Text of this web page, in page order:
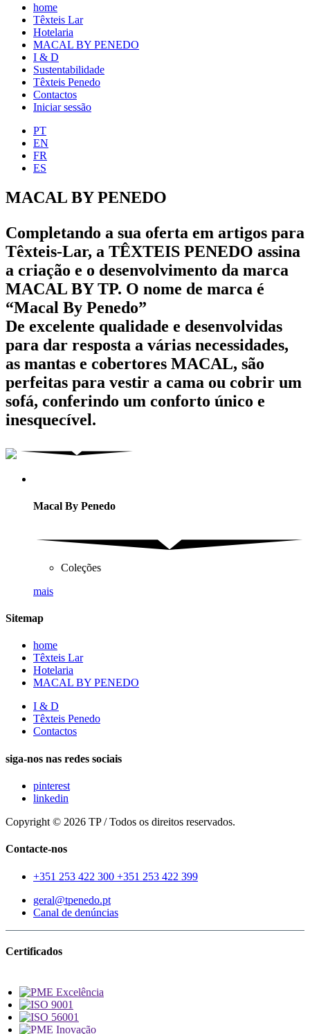
home
Têxteis Lar
Hotelaria
MACAL BY PENEDO
I & D
Sustentabilidade
Têxteis Penedo
Contactos
Iniciar sessão
PT
EN
FR
ES
MACAL BY PENEDO
Completando a sua oferta em artigos para
Têxteis-Lar, a TÊXTEIS PENEDO assina
a criação e o desenvolvimento da marca
MACAL BY TP. O nome de marca é
“Macal By Penedo”
De excelente qualidade e desenvolvidas
para dar resposta a várias necessidades,
as mantas e cobertores MACAL, são
perfeitas para vestir a cama ou cobrir um
sofá, conferindo um conforto único e
inesquecível.
Macal By Penedo
Coleções
mais
Sitemap
home
Têxteis Lar
Hotelaria
MACAL BY PENEDO
I & D
Têxteis Penedo
Contactos
siga-nos nas redes sociais
pinterest
linkedin
Copyright © 2026 TP / Todos os direitos reservados.
Contacte-nos
+351 253 422 300 +351 253 422 399
geral@tpenedo.pt
Canal de denúncias
Certificados